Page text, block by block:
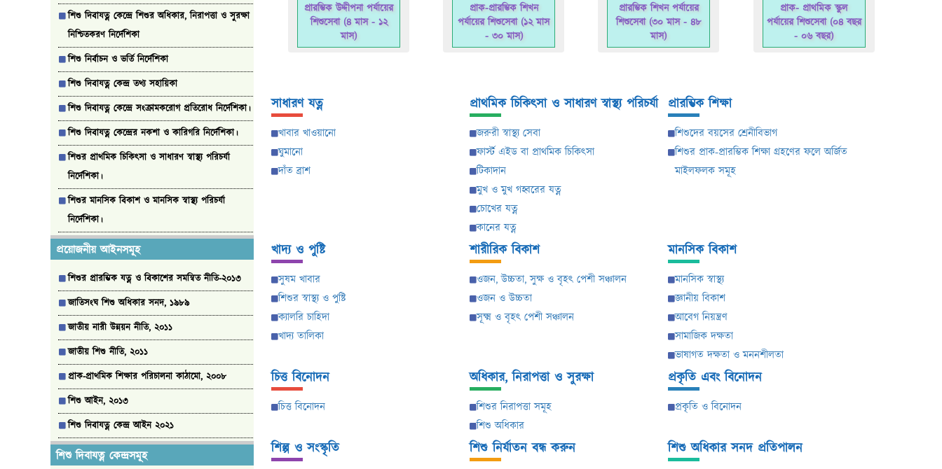
শিশু দিবাযত্ন কেন্দ্রে শিশুর অধিকার, নিরাপত্তা ও সুরক্ষা
নিশ্চিতকরণ নির্দেশিকা
শিশু নির্বাচন ও ভর্তি নির্দেশিকা
শিশু দিবাযত্ন কেন্দ্র তথ্য সহায়িকা
শিশু দিবাযত্ন কেন্দ্রে সংক্রামকরোগ প্রতিরোধ নির্দেশিকা।
শিশু দিবাযত্ন কেন্দ্রের নকশা ও কারিগরি নির্দেশিকা।
শিশুর প্রাথমিক চিকিৎসা ও সাধারণ স্বাস্থ্য পরিচর্যা
নির্দেশিকা।
শিশুর মানসিক বিকাশ ও মানসিক স্বাস্থ্য পরিচর্যা
নির্দেশিকা।
প্রয়োজনীয় আইনসমূহ
শিশুর প্রারম্ভিক যত্ন ও বিকাশের সমন্বিত নীতি-২০১৩
জাতিসংঘ শিশু অধিকার সনদ, ১৯৮৯
জাতীয় নারী উন্নয়ন নীতি, ২০১১
জাতীয় শিশু নীতি, ২০১১
প্রাক-প্রাথমিক শিক্ষার পরিচালনা কাঠামো, ২০০৮
শিশু আইন, ২০১৩
শিশু দিবাযত্ন কেন্দ্র আইন ২০২১
শিশু দিবাযত্ন কেন্দ্রসমূহ
প্রার‌ম্ভিক উদ্দীপনা পর্যা‌য়ের
শিশু‌সেবা (৪ মাস - ১২
মাস)
প্রাক-প্রারম্ভিক শিখন
পর্যায়ের শিশু‌সেবা (১২ মাস
- ৩০ মাস)
প্রারম্ভিক শিখন পর্যায়ের
শিশু‌সেবা (৩০ মাস - ৪৮
মাস)
প্রাক- প্রাথমিক স্কুল
পর্যায়ের শিশু‌সেবা (০৪ বছর
- ০৬ বছর)
সাধারণ যত্ন
খাবার খাওয়ানো
ঘুমানো
দাঁত ব্রাশ
প্রাথমিক চিকিৎসা ও সাধারণ স্বাস্থ্য পরিচর্যা
জরুরী স্বাস্থ্য সেবা
ফার্স্ট এইড বা প্রাথমিক চিকিৎসা
টিকাদান
মুখ ও মুখ গহ্বরের যত্ন
চোখের যত্ন
কানের যত্ন
প্রারম্ভিক শিক্ষা
শিশুদের বয়সের শ্রেনীবিভাগ
শিশুর প্রাক-প্রারম্ভিক শিক্ষা গ্রহণের ফলে অর্জিত
মাইলফলক সমূহ
খাদ্য ও পুষ্টি
সুষম খাবার
শিশুর স্বাস্থ্য ও পুষ্টি
ক্যালরি চাহিদা
খাদ্য তালিকা
শারীরিক বিকাশ
ওজন, উচ্চতা, সুক্ষ ও বৃহৎ পেশী সঞ্চালন
ওজন ও উচ্চতা
সূক্ষ্ম ও বৃহৎ পেশী সঞ্চালন
মানসিক বিকাশ
মানসিক স্বাস্থ্য
জ্ঞানীয় বিকাশ
আবেগ নিয়ন্ত্রণ
সামাজিক দক্ষতা
ভাষাগত দক্ষতা ও মননশীলতা
চিত্ত বিনোদন
চিত্ত বিনোদন
অধিকার, নিরাপত্তা ও সুরক্ষা
শিশুর নিরাপত্তা সমূহ
শিশু অধিকার
প্রকৃতি এবং বিনোদন
প্রকৃতি ও বিনোদন
শিল্প ও সংস্কৃতি শিশু নির্যাতন বন্ধ করুন শিশু অধিকার সনদ প্রতিপালন